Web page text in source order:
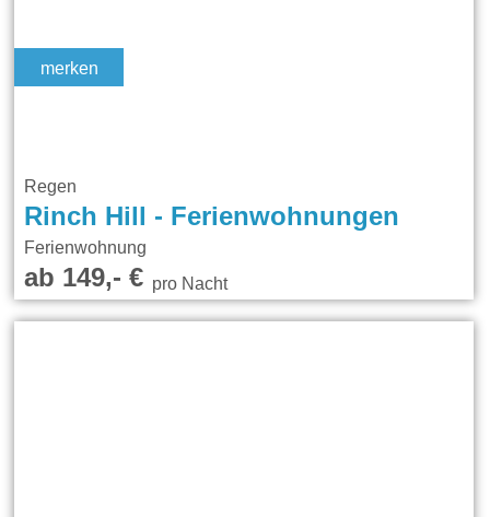
merken
Regen
Rinch Hill - Ferienwohnungen
Ferienwohnung
ab 149,- €pro Nacht